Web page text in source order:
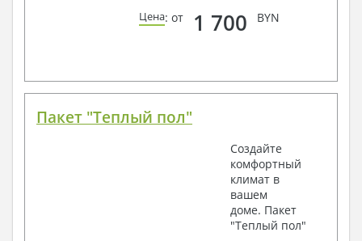
Цена: от 1 700 BYN
Пакет "Теплый пол"
Создайте
комфортный
климат в
вашем
доме. Пакет
"Теплый пол"